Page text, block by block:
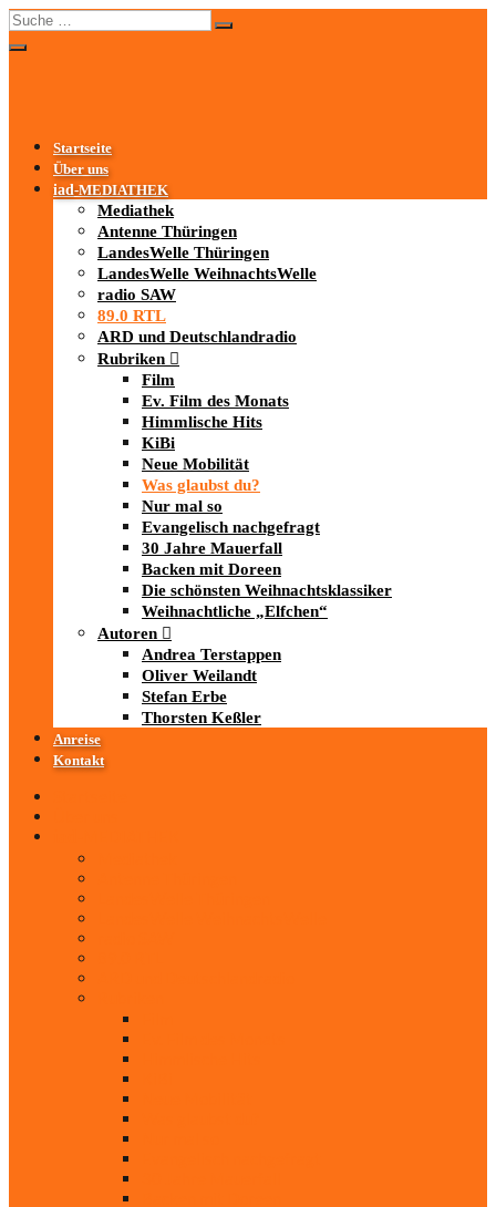
Startseite
Über uns
iad-MEDIATHEK
Mediathek
Antenne Thüringen
LandesWelle Thüringen
LandesWelle WeihnachtsWelle
radio SAW
89.0 RTL
ARD und Deutschlandradio
Rubriken
Film
Ev. Film des Monats
Himmlische Hits
KiBi
Neue Mobilität
Was glaubst du?
Nur mal so
Evangelisch nachgefragt
30 Jahre Mauerfall
Backen mit Doreen
Die schönsten Weihnachtsklassiker
Weihnachtliche „Elfchen“
Autoren
Andrea Terstappen
Oliver Weilandt
Stefan Erbe
Thorsten Keßler
Anreise
Kontakt